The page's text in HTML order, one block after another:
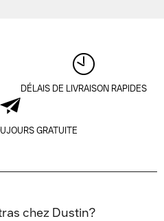
DÉLAIS DE LIVRAISON RAPIDES
GRATUITE
chez Dustin?